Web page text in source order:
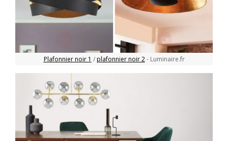
Plafonnier noir 1 /plafonnier noir 2- Luminaire.fr